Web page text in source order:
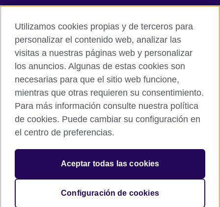
British Council global
Políticas de privacidad y condiciones de uso
© 2026 British Council
The United Kingdom’s international organisation for cultural
Utilizamos cookies propias y de terceros para
personalizar el contenido web, analizar las
visitas a nuestras páginas web y personalizar
los anuncios. Algunas de estas cookies son
necesarias para que el sitio web funcione,
mientras que otras requieren su consentimiento.
Para más información consulte nuestra política
de cookies. Puede cambiar su configuración en
el centro de preferencias.
Aceptar todas las cookies
Configuración de cookies